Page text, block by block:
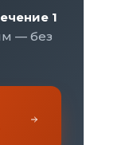
1
— без